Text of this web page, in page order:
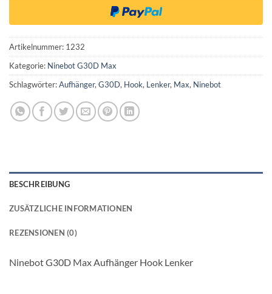
Artikelnummer: 1232
Kategorie: Ninebot G30D Max
Schlagwörter:Aufhänger,G30D, Hook, Lenker, Max, Ninebot
BESCHREIBUNG
ZUSÄTZLICHE INFORMATIONEN
REZENSIONEN (0)
Ninebot G30D Max Aufhänger Hook Lenker